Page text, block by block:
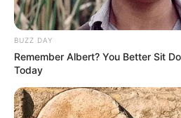
BUZZ DAY
Remember Albert? You Better Sit
Today